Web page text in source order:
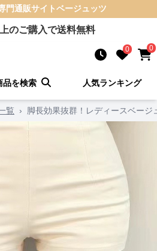
門通販サイトベージュッツ
のご購入で送料無料
0 0
品を検索 人気ランキング
覧 › 脚長効果抜群！レディースベー